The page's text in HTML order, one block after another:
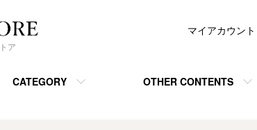
ア
CATEGORY OTHER CONTENTS
マイアカウント